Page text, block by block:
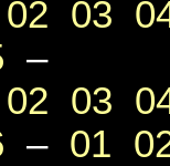
02 03
–
02 03
– 01